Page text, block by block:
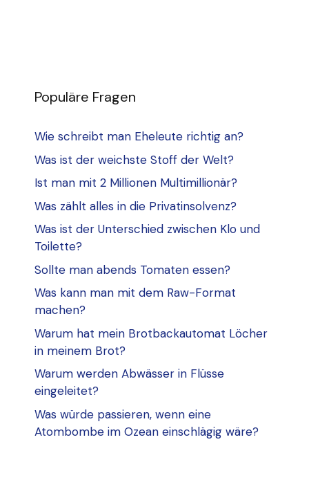
Populäre Fragen
Wie schreibt man Eheleute richtig an?
Was ist der weichste Stoff der Welt?
Ist man mit 2 Millionen Multimillionär?
Was zählt alles in die Privatinsolvenz?
Was ist der Unterschied zwischen Klo und
Toilette?
Sollte man abends Tomaten essen?
Was kann man mit dem Raw-Format
machen?
Warum hat mein Brotbackautomat Löcher
in meinem Brot?
Warum werden Abwässer in Flüsse
eingeleitet?
Was würde passieren, wenn eine
Atombombe im Ozean einschlägig wäre?